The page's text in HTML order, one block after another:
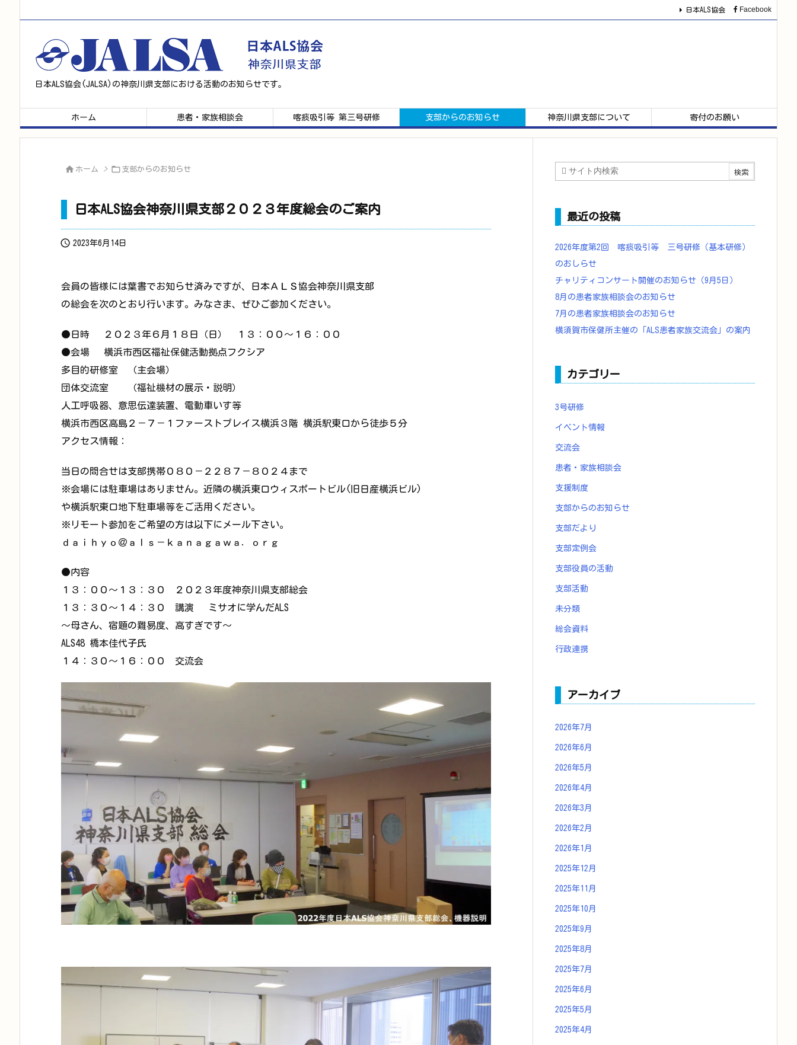
日本ALS協会(JALSA)の神奈川県支部における活動のお知らせです。
ホーム 患者・家族相談会 喀痰吸引等 第三号研修 支部からのお知らせ 神奈川県支部について 寄付のお願い
日本ALS協会 Facebook
 ホーム >  支部からのお知らせ
日本ALS協会神奈川県支部２０２３年度総会のご案内
 2023年6月14日
会員の皆様には葉書でお知らせ済みですが、日本ＡＬＳ協会神奈川県支部
の総会を次のとおり行います。みなさま、ぜひご参加ください。
●日時 ２０２３年６月１８日（日） １３：００～１６：００
●会場 横浜市西区福祉保健活動拠点フクシア
多目的研修室 （主会場）
団体交流室 （福祉機材の展示・説明）
人工呼吸器、意思伝達装置、電動車いす等
横浜市西区高島２－７－１ファーストプレイス横浜３階 横浜駅東口から徒歩５分
アクセス情報：
当日の問合せは支部携帯０８０－２２８７－８０２４まで
※会場には駐車場はありません。近隣の横浜東口ウィスポートビル(旧日産横浜ビル)
や横浜駅東口地下駐車場等をご活用ください。
※リモート参加をご希望の方は以下にメール下さい。
ｄａｉｈｙｏ＠ａｌｓ－ｋａｎａｇａｗａ．ｏｒｇ
●内容
１３：００～１３：３０ ２０２３年度神奈川県支部総会
１３：３０～１４：３０ 講演 ミサオに学んだALS
〜母さん、宿題の難易度、高すぎです〜
ALS48 橋本佳代子氏
１４：３０～１６：００ 交流会
最近の投稿
2026年度第2回 喀痰吸引等 三号研修（基本研修）
のおしらせ
チャリティコンサート開催のお知らせ（9月5日）
8月の患者家族相談会のお知らせ
7月の患者家族相談会のお知らせ
横須賀市保健所主催の「ALS患者家族交流会」の案内
カテゴリー
3号研修
イベント情報
交流会
患者・家族相談会
支援制度
支部からのお知らせ
支部だより
支部定例会
支部役員の活動
支部活動
未分類
総会資料
行政連携
アーカイブ
2026年7月
2026年6月
2026年5月
2026年4月
2026年3月
2026年2月
2026年1月
2025年12月
2025年11月
2025年10月
2025年9月
2025年8月
2025年7月
2025年6月
2025年5月
2025年4月